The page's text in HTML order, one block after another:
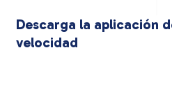
Descarga la aplicación
velocidad